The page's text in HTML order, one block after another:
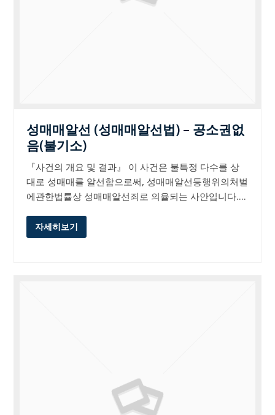
성매매알선 (성매매알선법) – 공소권없
음(불기소)
『사건의 개요 및 결과』 이 사건은 불특정 다수를 상
대로 성매매를 알선함으로써, 성매매알선등행위의처벌
에관한법률상 성매매알선죄로 의율되는 사안입니다.…
자세히보기